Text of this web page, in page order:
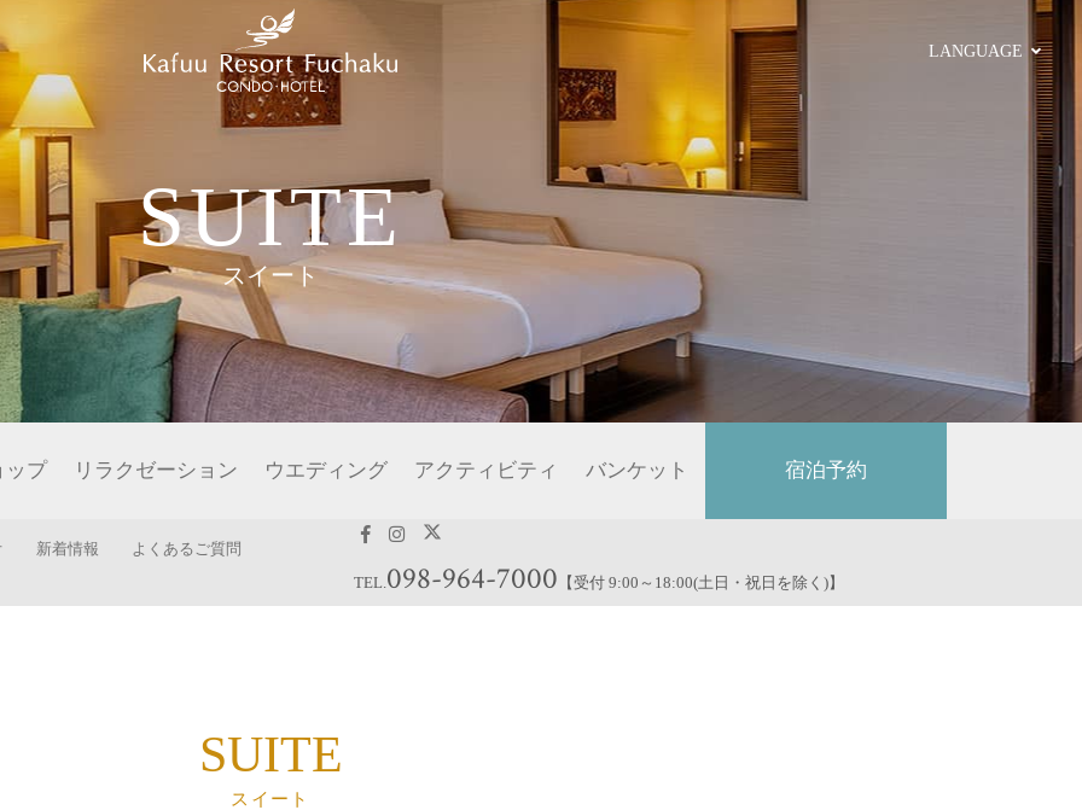
LANGUAGE
SUITE
スイート
ップ リラクゼーション ウエディング アクティビティ バンケット 宿泊予約
新着情報
よくあるご質問
TEL.098-964-7000 【受付 9:00～18:00(土日・祝日を除く)】
SUITE
スイート